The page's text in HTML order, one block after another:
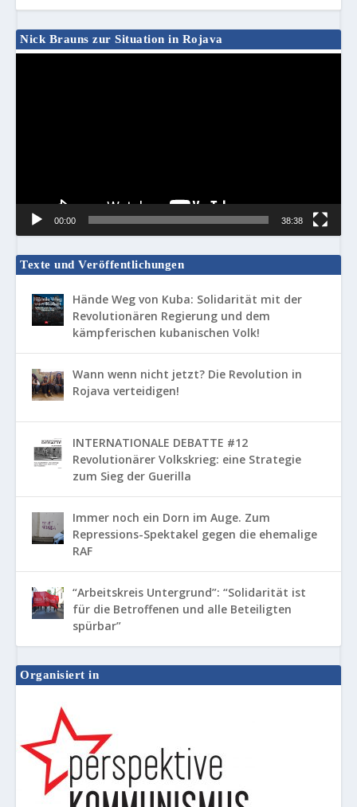
Nick Brauns zur Situation in Rojava
00:00 38:38
Texte und Veröffentlichungen
Hände Weg von Kuba: Solidarität mit der
Revolutionären Regierung und dem
kämpferischen kubanischen Volk!
Wann wenn nicht jetzt? Die Revolution in
Rojava verteidigen!
INTERNATIONALE DEBATTE #12
Revolutionärer Volkskrieg: eine Strategie
zum Sieg der Guerilla
Immer noch ein Dorn im Auge. Zum
Repressions-Spektakel gegen die ehemalige
RAF
“Arbeitskreis Untergrund”: “Solidarität ist
für die Betroffenen und alle Beteiligten
spürbar”
Organisiert in